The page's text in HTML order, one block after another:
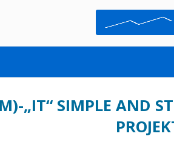
„IT“ SIMPLE AND